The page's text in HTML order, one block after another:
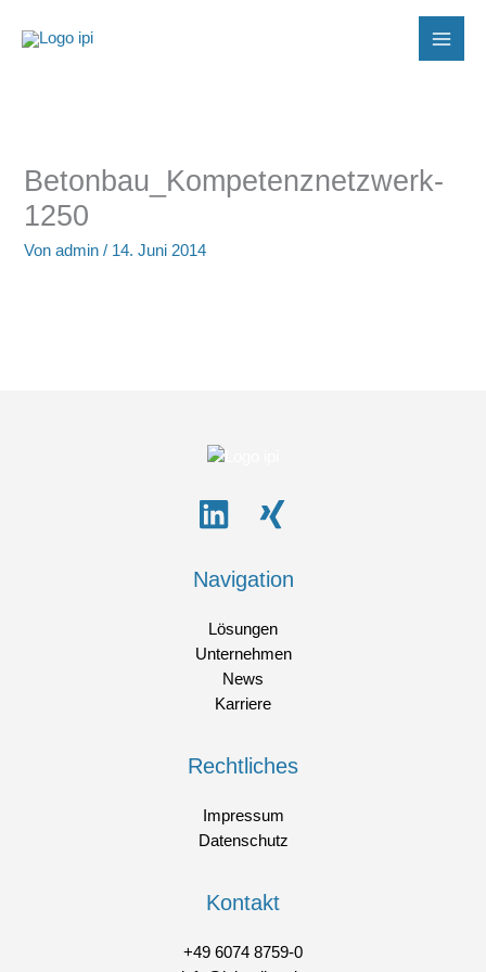
Inhalt
Betonbau_Kompetenznetzwerk-
1250
Vonadmin/ 14. Juni 2014
Navigation
Lösungen
Unternehmen
News
Karriere
Rechtliches
Impressum
Datenschutz
Kontakt
+49 6074 8759-0